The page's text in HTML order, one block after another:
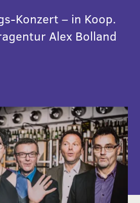
Konzert – in Koop.
Alex Bolland